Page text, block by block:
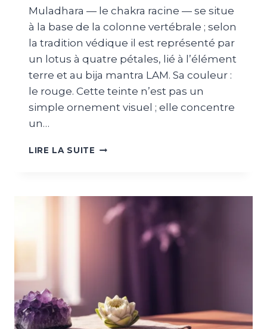
Muladhara — le chakra racine — se situe
à la base de la colonne vertébrale ; selon
la tradition védique il est représenté par
un lotus à quatre pétales, lié à l’élément
terre et au bija mantra LAM. Sa couleur :
le rouge. Cette teinte n’est pas un
simple ornement visuel ; elle concentre
un…
LIRE LA SUITE